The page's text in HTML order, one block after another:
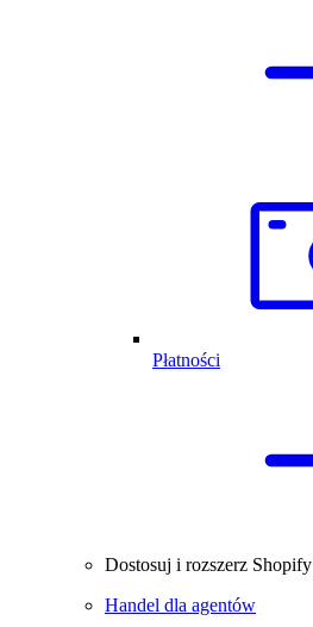
Płatności
Dostosuj i rozszerz Shopify
Handel dla agentów